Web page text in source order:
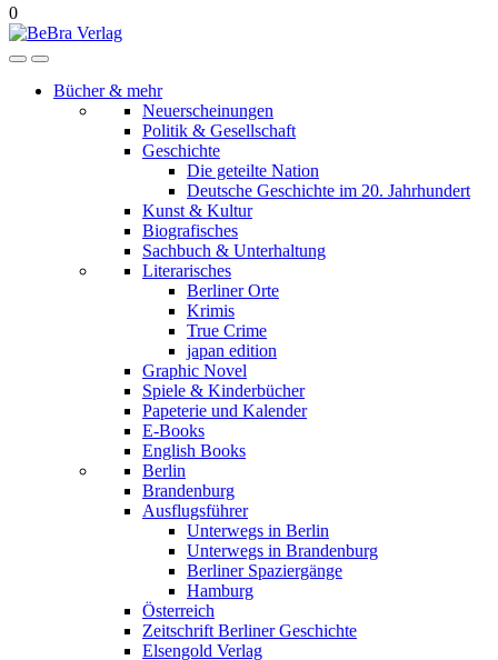
0
Bücher & mehr
Neuerscheinungen
Politik & Gesellschaft
Geschichte
Die geteilte Nation
Deutsche Geschichte im 20. Jahrhundert
Kunst & Kultur
Biografisches
Sachbuch & Unterhaltung
Literarisches
Berliner Orte
Krimis
True Crime
japan edition
Graphic Novel
Spiele & Kinderbücher
Papeterie und Kalender
E-Books
English Books
Berlin
Brandenburg
Ausflugsführer
Unterwegs in Berlin
Unterwegs in Brandenburg
Berliner Spaziergänge
Hamburg
Österreich
Zeitschrift Berliner Geschichte
Elsengold Verlag